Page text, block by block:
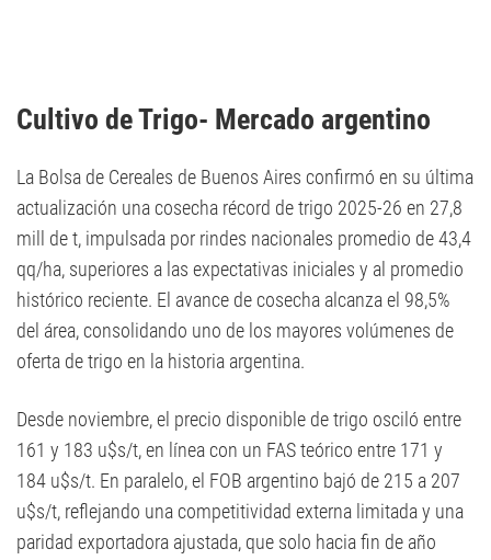
Cultivo de Trigo- Mercado argentino
La Bolsa de Cereales de Buenos Aires confirmó en su última
actualización una cosecha récord de trigo 2025-26 en 27,8
mill de t, impulsada por rindes nacionales promedio de 43,4
qq/ha, superiores a las expectativas iniciales y al promedio
histórico reciente. El avance de cosecha alcanza el 98,5%
del área, consolidando uno de los mayores volúmenes de
oferta de trigo en la historia argentina.
Desde noviembre, el precio disponible de trigo osciló entre
161 y 183 u$s/t, en línea con un FAS teórico entre 171 y
184 u$s/t. En paralelo, el FOB argentino bajó de 215 a 207
u$s/t, reflejando una competitividad externa limitada y una
paridad exportadora ajustada, que solo hacia fin de año